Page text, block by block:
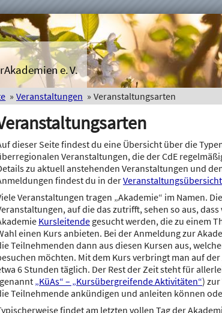
e. V.
Veranstaltungen
Veranstaltungsarten
dieser Seite findest du eine Übersicht über die
Veranstaltungen, die der CdE
zu aktuell anstehenden Veranstaltungen und
findest du in derVeranstaltungsübersicht
Veranstaltungen tragen „Akademie“ im Namen.
auf die das zutrifft, sehen so aus, dass
Kursleitende gesucht werden, die zu einem
einen Kurs anbieten. Bei der Anmeldung zur
Teilnehmenden dann aus diesen Kursen aus,
möchten. Mit dem Kurs verbringt man auf
6 Stunden täglich. Der Rest der Zeit steht für
„KüAs“ – „Kursübergreifende Aktivitäten“)
Teilnehmende ankündigen und anleiten können
findet am letzten vollen Tag der